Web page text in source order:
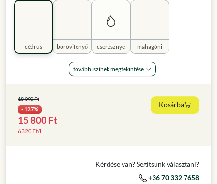
borovifenyő cseresznye
cédrus mahagóni
további színek megtekintése
18 090 Ft
- 12.7%
15 800 Ft
6320 Ft/l
Kosárba
Kérdése van? Segítsünk választani?
+36 70 332 7658